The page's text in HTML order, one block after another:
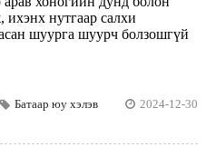
ихэнх нутгаар салхи
шуурга шуурч болзошгүй
Батаар юу хэлэв 2024-12-30